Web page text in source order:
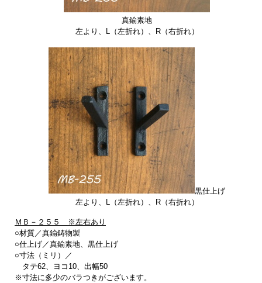
真鍮素地
左より、L（左折れ）、R（右折れ）
黒仕上げ
左より、L（左折れ）、R（右折れ）
ＭＢ－２５５ ※左右あり
○材質／真鍮鋳物製
○仕上げ／真鍮素地、黒仕上げ
○寸法（ミリ）／
タテ62、ヨコ10、出幅50
※寸法に多少のバラつきがございます。